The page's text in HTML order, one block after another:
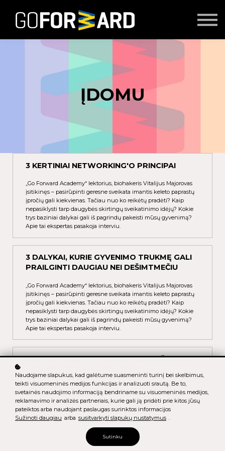
Seminarai
Partnerių turinys
Prisijungti
ĮDOMU
3 KERTINIAI NETWORKING'O PRINCIPAI
„Go Forward Academy“ lektorius, biohakeris Vitalijus Majorovas
įsitikinęs – pasirūpinti geresne sveikata imantis keleto paprastų
įpročių gali kiekvienas. Tačiau nuo ko reikėtų pradėti? Kaip
nepasiklysti tarp daugybės skirtingų sveikatinimo idėjų? Kokie
trys baziniai dalykai gali iš pagrindų pakeisti mūsų gyvenimą?
Apie tai ekspertas pasakoja interviu.
3 DALYKAI, KURIE GYVENIMO TRUKMĘ GALI
PRAILGINTI DAUGIAU NEI DEŠIMTMEČIU
„Go Forward Academy“ lektorius, biohakeris Vitalijus Majorovas
įsitikinęs – pasirūpinti geresne sveikata imantis keleto paprastų
įpročių gali kiekvienas. Tačiau nuo ko reikėtų pradėti? Kaip
nepasiklysti tarp daugybės skirtingų sveikatinimo idėjų? Kokie
trys baziniai dalykai gali iš pagrindų pakeisti mūsų gyvenimą?
Apie tai ekspertas pasakoja interviu.
DRESUOTOJOS PATARIMAI: KAIP UŽAUGINTI
Šunelis namuose – didelis džiaugsmas, tačiau kartais gali virsti ir
tikru galvos skausmu, jei prieš įsigyjant ar priglaudžiant nė kiek
nepasidomėsite šuns elgesio ir mąstymo ypatumais. „Go Forward
Academy“ lektorė, šunų dresuotoja Diana Makarovaitė interviu
pasakoja, kaip išsirinkti sau tinkantį šunį, kodėl daugybės
komandų mokyti visai nebūtina, ką svarbiausia daryti nuo pat
pirmos dienos namuose, ką iš tiesų reiškia augintinio socializacija
ir kokias pagrindines klaidas daro šunų šeimininkai.
Naudojame slapukus, kad galėtume suasmeninti turinį bei skelbimus,
teikti visuomeninės medijos funkcijas ir analizuoti srautą. Be to,
svetainės naudojimo informaciją bendriname su visuomeninės medijos,
reklamavimo ir analizės partneriais, kurie gali ją pridėti prie kitos jūsų
pateiktos arba naudojant paslaugas surinktos informacijos
Sužinoti daugiau arba susitvarkyti slapukų nustatymus .
Sutinku